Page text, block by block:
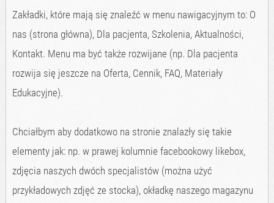
Zakładki, które mają się znaleźć w menu nawigacyjnym to: O
nas (strona główna), Dla pacjenta, Szkolenia, Aktualności,
Kontakt. Menu ma być także rozwijane (np. Dla pacjenta
rozwija się jeszcze na Oferta, Cennik, FAQ, Materiały
Edukacyjne).
Chciałbym aby dodatkowo na stronie znalazły się takie
elementy jak: np. w prawej kolumnie facebookowy likebox,
zdjęcia naszych dwóch specjalistów (można użyć
przykładowych zdjęć ze stocka), okładkę naszego magazynu